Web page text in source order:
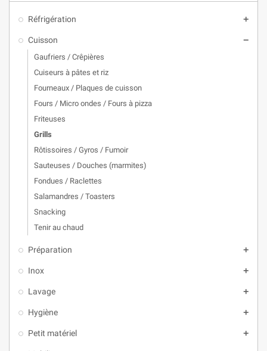
Réfrigération add
Cuisson remove
Gaufriers / Crêpières
Cuiseurs à pâtes et riz
Fourneaux / Plaques de cuisson
Fours / Micro ondes / Fours à pizza
Friteuses
Grills
Rôtissoires / Gyros / Fumoir
Sauteuses / Douches (marmites)
Fondues / Raclettes
Salamandres / Toasters
Snacking
Tenir au chaud
Préparation add
Inox add
Lavage add
Hygiène add
Petit matériel add